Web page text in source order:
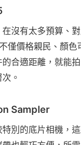
沒有太多預算、
僅價格親民、顏色
合適距離，就能
。
Sampler
別的底片相機，